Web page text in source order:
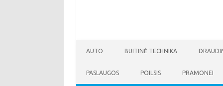
AUTO BUITINĖ TECHNIKA
PASLAUGOS POILSIS PRAMONEI